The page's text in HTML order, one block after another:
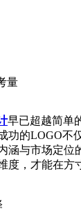
量
早已超越简单
功的LOGO不
涵与市场定位
度，才能在方